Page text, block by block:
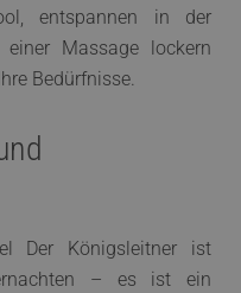
entspannen in der
Massage lockern
Bedürfnisse.
Der Königsleitner ist
– es ist ein